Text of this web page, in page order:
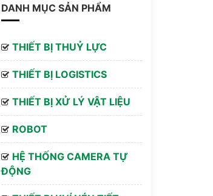
DANH MỤC SẢN PHẨM
THIẾT BỊ THUỶ LỰC
THIẾT BỊ LOGISTICS
THIẾT BỊ XỬ LÝ VẬT LIỆU
ROBOT
HỆ THỐNG CAMERA TỰ
ĐỘNG